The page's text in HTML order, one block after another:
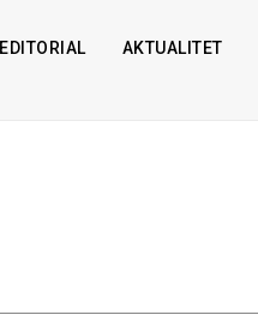
EDITORIAL AKTUALITET